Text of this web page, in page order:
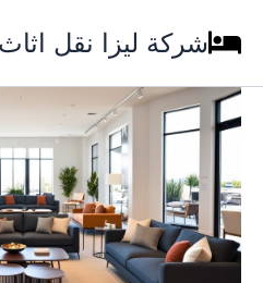
إلى
شركة ليزا نقل اثاث